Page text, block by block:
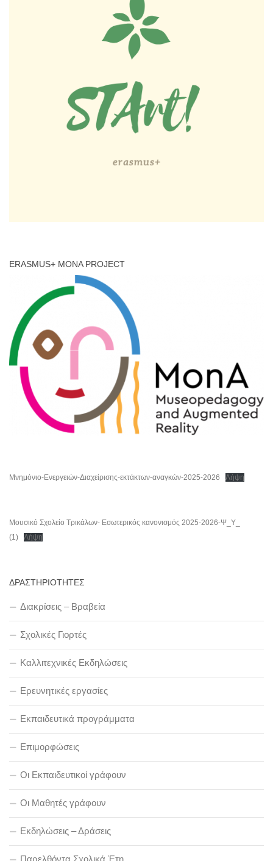
ERASMUS+ MONA PROJECT
Μνημόνιο-Ενεργειών-Διαχείρισης-εκτάκτων-αναγκών-2025-2026 Λήψη
Μουσικό Σχολείο Τρικάλων- Εσωτερικός κανονισμός 2025-2026-Ψ_Υ_
(1)
Λήψη
ΔΡΑΣΤΗΡΙΟΤΗΤΕΣ
Διακρίσεις – Βραβεία
Σχολικές Γιορτές
Καλλιτεχνικές Εκδηλώσεις
Ερευνητικές εργασίες
Εκπαιδευτικά προγράμματα
Επιμορφώσεις
Οι Εκπαιδευτικοί γράφουν
Οι Μαθητές γράφουν
Εκδηλώσεις – Δράσεις
Παρελθόντα Σχολικά Έτη